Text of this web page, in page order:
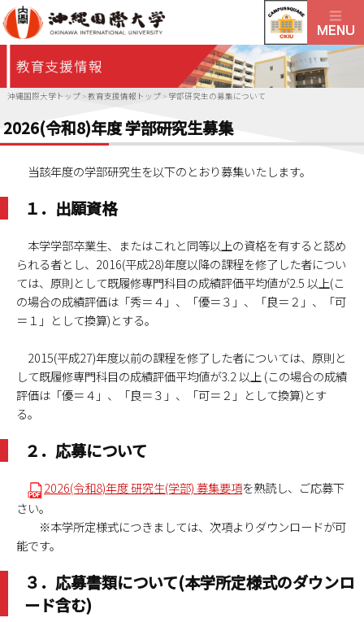
沖縄国際大学トップ >教育支援情報トップ > 学部研究生の募集について
2026(令和8)年度 学部研究生募集
当該年度の学部研究生を以下のとおり募集いたします。
１．出願資格
本学学部卒業生、またはこれと同等以上の資格を有すると認め
られる者とし、2016(平成28)年度以降の課程を修了した者につい
ては、原則として既履修専門科目の成績評価平均値が2.5 以上(こ
の場合の成績評価は「秀＝４」、「優＝３」、「良＝２」、「可
＝１」として換算)とする。
2015(平成27)年度以前の課程を修了した者については、原則と
して既履修専門科目の成績評価平均値が3.2 以上 (この場合の成績
評価は「優＝４」、「良＝３」、「可＝２」として換算)とす
る。
２．応募について
2026(令和8)年度 研究生(学部) 募集要項を熟読し、ご応募下
さい。
※本学所定様式につきましては、次項よりダウンロードが可
能です。
３．応募書類について(本学所定様式のダウンロ
ード含む)